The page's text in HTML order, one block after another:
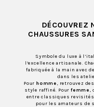
DÉCOUVREZ
CHAUSSURES
Symbole du luxe à
l’excellence artisanale.
fabriquée à la main avec
dans les
Pour homme, retrouvez des
style raffiné. Pourfemme,
entre classiques revisités
pour les amateurs de